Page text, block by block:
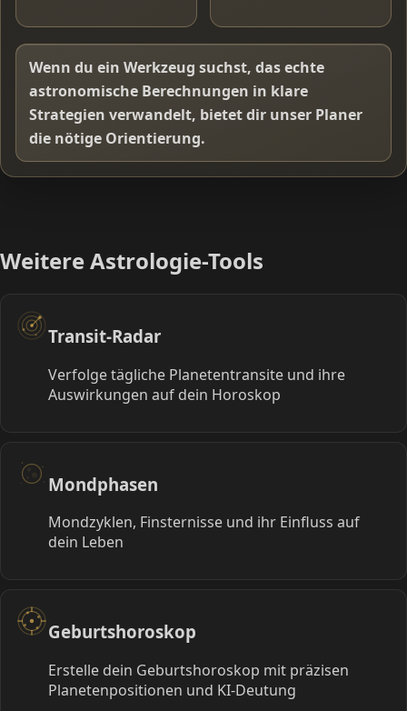
Wenn du ein Werkzeug suchst, das echte
astronomische Berechnungen in klare
Strategien verwandelt, bietet dir unser Planer
die nötige Orientierung.
Weitere Astrologie-Tools
Transit-Radar
Verfolge tägliche Planetentransite und ihre
Auswirkungen auf dein Horoskop
Mondphasen
Mondzyklen, Finsternisse und ihr Einfluss auf
dein Leben
Geburtshoroskop
Erstelle dein Geburtshoroskop mit präzisen
Planetenpositionen und KI-Deutung